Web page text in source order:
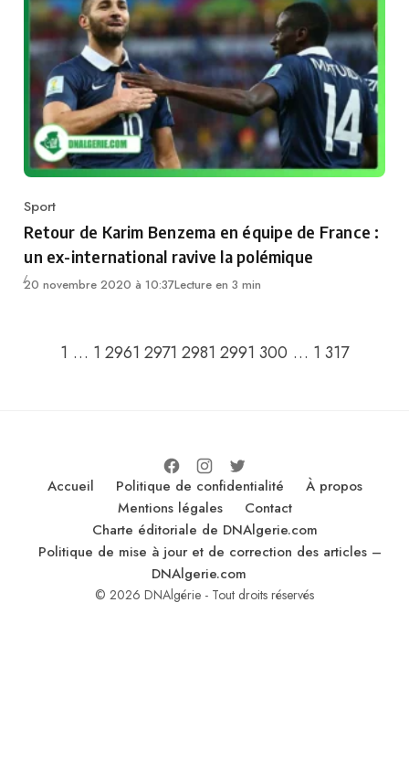
Category
Sport
Retour de Karim Benzema en équipe de France :
un ex-international ravive la polémique
20 novembre 2020 à 10:37Lecture en 3 min
Go to the previous page
1 … 1 2961 2971 2981 2991 300 … 1 317Go to
Accueil Politique de confidentialité
À propos
Mentions légales
Contact
Charte éditoriale de DNAlgerie.com
Politique de mise à jour et de correction des articles –
DNAlgerie.com
© 2026 DNAlgérie - Tout droits réservés